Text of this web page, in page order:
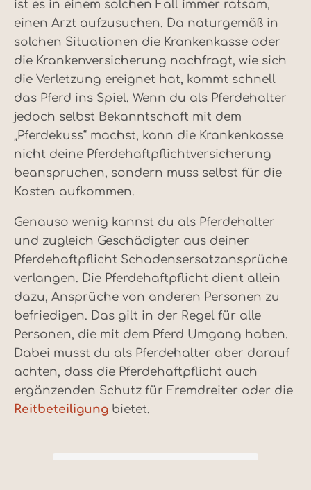
ist es in einem solchen Fall immer ratsam,
einen Arzt aufzusuchen. Da naturgemäß in
solchen Situationen die Krankenkasse oder
die Krankenversicherung nachfragt, wie sich
die Verletzung ereignet hat, kommt schnell
das Pferd ins Spiel. Wenn du als Pferdehalter
jedoch selbst Bekanntschaft mit dem
„Pferdekuss“ machst, kann die Krankenkasse
nicht deine Pferdehaftpflichtversicherung
beanspruchen, sondern muss selbst für die
Kosten aufkommen.
Genauso wenig kannst du als Pferdehalter
und zugleich Geschädigter aus deiner
Pferdehaftpflicht Schadensersatzansprüche
verlangen. Die Pferdehaftpflicht dient allein
dazu, Ansprüche von anderen Personen zu
befriedigen. Das gilt in der Regel für alle
Personen, die mit dem Pferd Umgang haben.
Dabei musst du als Pferdehalter aber darauf
achten, dass die Pferdehaftpflicht auch
ergänzenden Schutz für Fremdreiter oder die
Reitbeteiligung bietet.